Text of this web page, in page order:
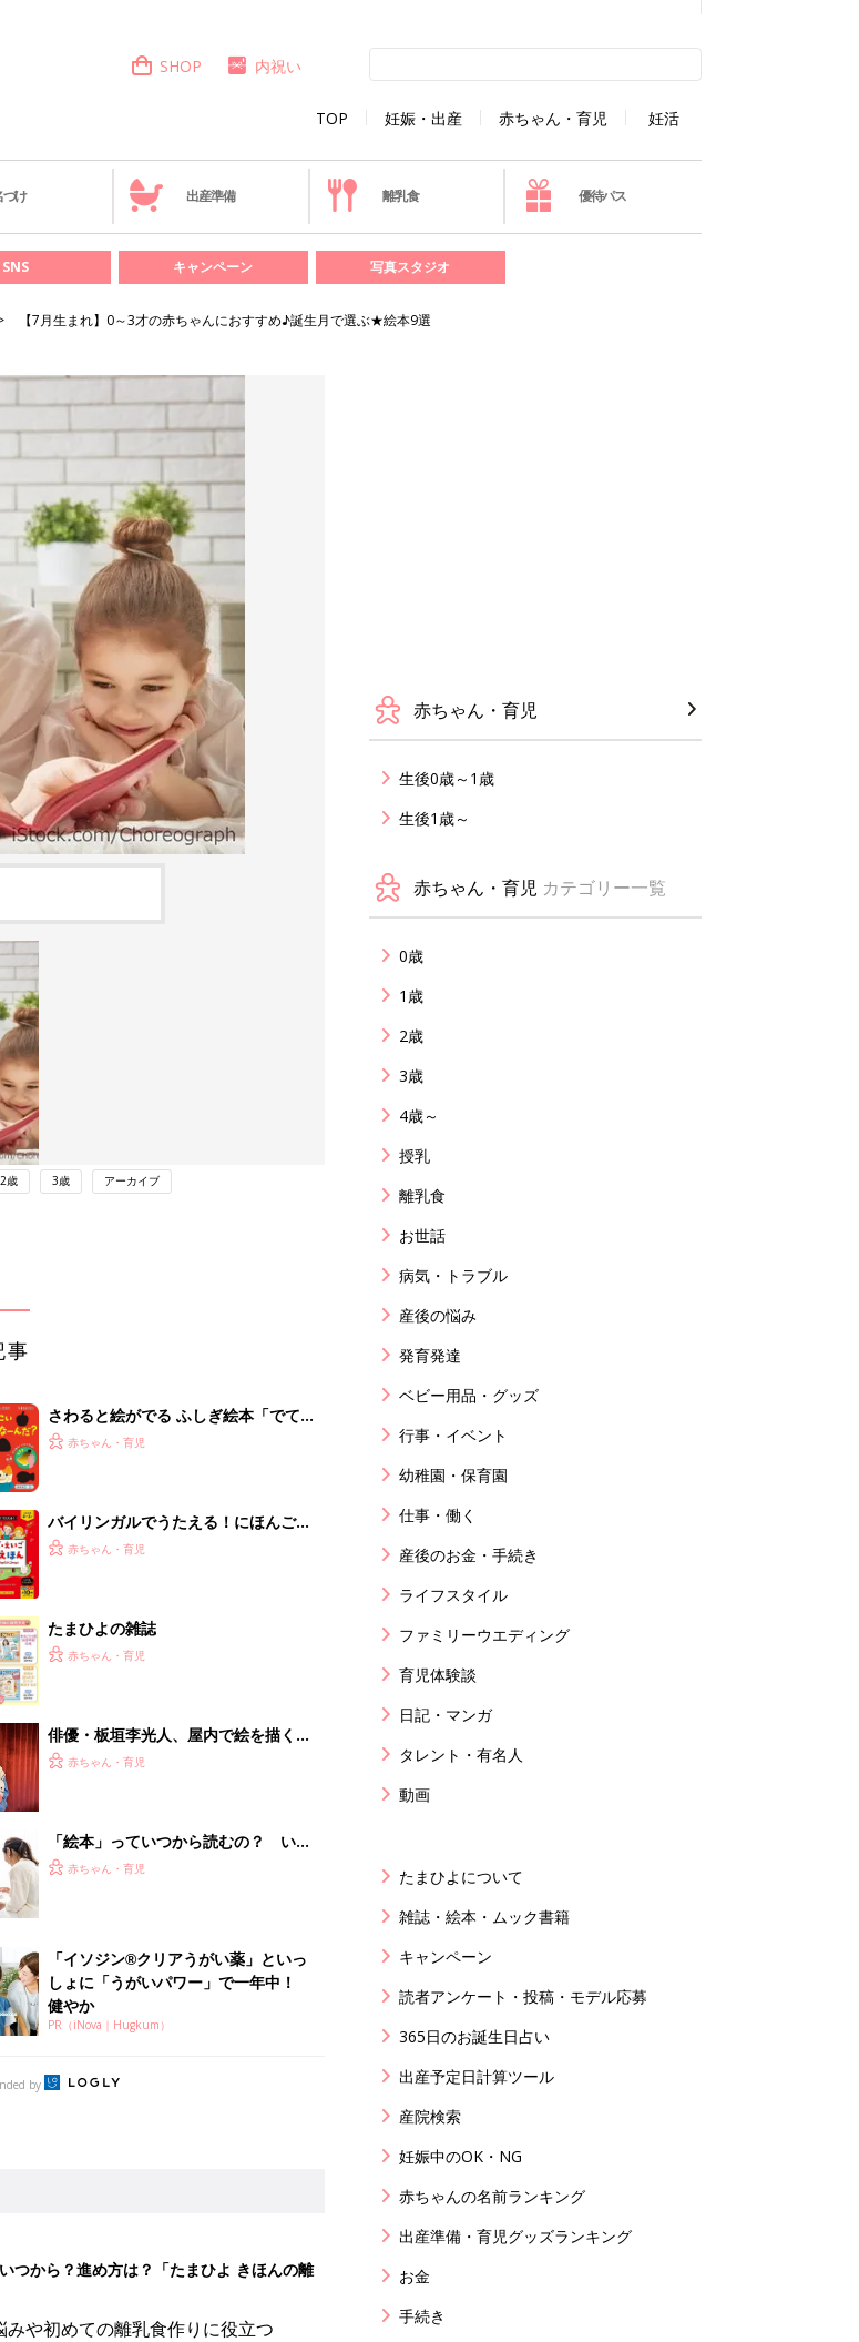
TOP 妊娠・出産 赤ちゃん・育児 妊活
SHOP 内祝い
づけ 出産準備 離乳食 優待パス
SNS キャンペーン 写真スタジオ
【7月生まれ】0～3才の赤ちゃんにおすすめ♪誕生月で選ぶ★絵本9選
2歳 3歳 アーカイブ
事
さわると絵がでる ふしぎ絵本「でて
こい でてこい おべんとうなーん
赤ちゃん・育児
バイリンガルでうたえる！にほんご
えいご おうたえほん（たまひよ おう
赤ちゃん・育児
たまひよの雑誌
赤ちゃん・育児
俳優・板垣李光人、屋内で絵を描くの
が大好きだった幼少期。自ら手がけた
赤ちゃん・育児
「絵本」っていつから読むの？ いつ
卒業するの？【気になる絵本事情】
赤ちゃん・育児
「イソジン®クリアうがい薬」といっ
しょに「うがいパワー」で一年中！
健やか
PR（iNova｜Hugkum）
by
つから？進め方は？「たまひよ きほんの離
みや初めての離乳食作りに役立つ
赤ちゃん・育児
生後0歳～1歳
生後1歳～
赤ちゃん・育児 カテゴリー一覧
0歳
1歳
2歳
3歳
4歳～
授乳
離乳食
お世話
病気・トラブル
産後の悩み
発育発達
ベビー用品・グッズ
行事・イベント
幼稚園・保育園
仕事・働く
産後のお金・手続き
ライフスタイル
ファミリーウエディング
育児体験談
日記・マンガ
タレント・有名人
動画
たまひよについて
雑誌・絵本・ムック書籍
キャンペーン
読者アンケート・投稿・モデル応募
365日のお誕生日占い
出産予定日計算ツール
産院検索
妊娠中のOK・NG
赤ちゃんの名前ランキング
出産準備・育児グッズランキング
お金
手続き